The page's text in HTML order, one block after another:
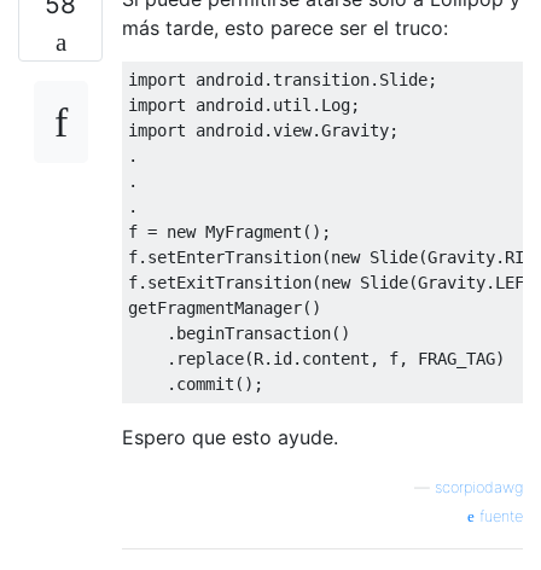
más tarde, esto parece ser el truco:
import android .transition. Slide;
import android . util . Log;
import android .view.Gravity;
.
.
.
f = new MyFragment ();
f. setEnterTransition(new Slide(Gravity.
f. setExitTransition(new Slide(Gravity. LEFT
getFragmentManager()
. beginTransaction()
. replace(R. id . content , f, FRAG_TAG)
. commit ();
Espero que esto ayude.
scorpiodawg
fuente